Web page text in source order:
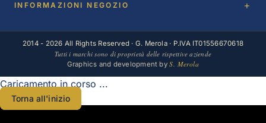
INFORMAZIONI NEGOZIO
2014 - 2026 All Rights Reserved · G. Merola · P.IVA IT01556670618
Tutti i marchi sono di proprietà delle rispettive aziende
Graphics and development byS. Merola
Caricamento in corso ...
Torna all'inizio